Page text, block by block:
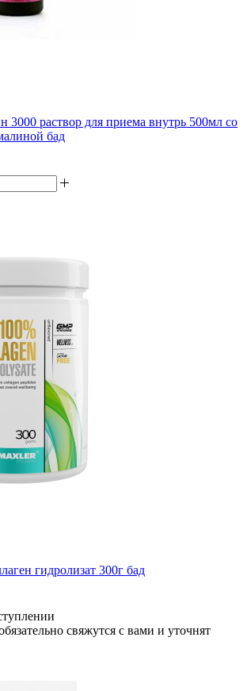
3000 раствор для приема внутрь 500мл со
бад
гидролизат 300г бад
свяжутся с вами и уточнят